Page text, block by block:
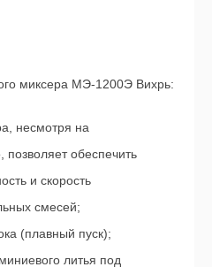
миксера МЭ-1200Э Вихрь:
несмотря на
позволяет обеспечить
и скорость
смесей;
(плавный пуск);
литья под